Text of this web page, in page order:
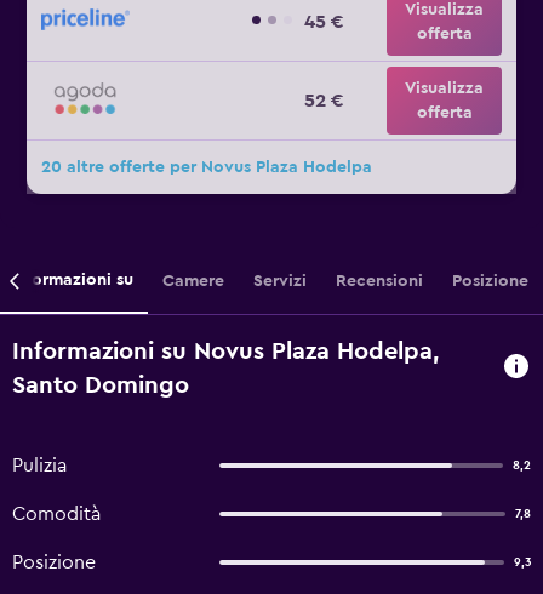
45 €
Visualizza
offerta
52 €
Visualizza
offerta
20 altre offerte per Novus Plaza Hodelpa
Informazioni su Camere Servizi Recensioni Posizione
Informazioni su Novus Plaza Hodelpa,
Santo Domingo
Pulizia 8,2
Comodità 7,8
Posizione 9,3